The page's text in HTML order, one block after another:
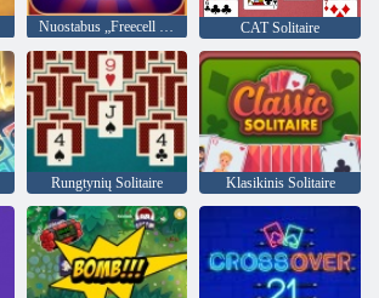
Nuostabus „Freecell Solitaire“ CAT Solitaire
Rungtynių Solitaire Klasikinis Solitaire